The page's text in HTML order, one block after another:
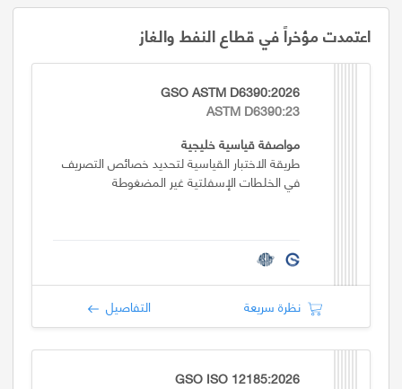
اعتمدت مؤخراً في قطاع النفط والغاز
GSO ASTM D6390:2026
ASTM D6390:23
مواصفة قياسية خليجية
طريقة الاختبار القياسية لتحديد خصائص التصريف
في الخلطات الإسفلتية غير المضغوطة
نظرة سريعة التفاصيل
GSO ISO 12185:2026